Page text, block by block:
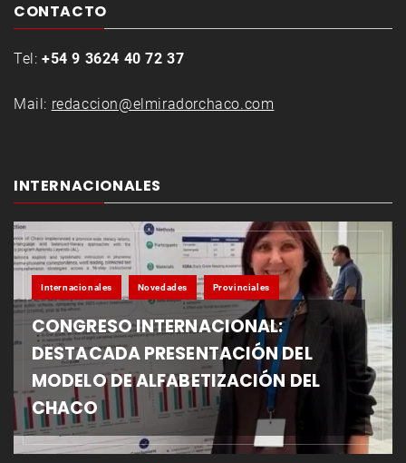
CONTACTO
Tel: +54 9 3624 40 72 37
Mail: redaccion@elmiradorchaco.com
INTERNACIONALES
Internacionales Novedades Provinciales
CONGRESO INTERNACIONAL:
DESTACADA PRESENTACIÓN DEL
MODELO DE ALFABETIZACIÓN DEL
CHACO